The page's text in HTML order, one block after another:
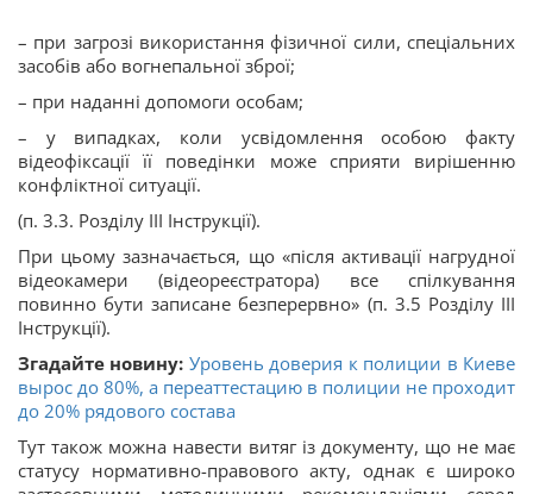
– при загрозі використання фізичної сили, спеціальних
засобів або вогнепальної зброї;
– при наданні допомоги особам;
– у випадках, коли усвідомлення особою факту
відеофіксації її поведінки може сприяти вирішенню
конфліктної ситуації.
(п. 3.3. Розділу ІІІ Інструкції).
При цьому зазначається, що «після активації нагрудної
відеокамери (відеореєстратора) все спілкування
повинно бути записане безперервно» (п. 3.5 Розділу ІІІ
Інструкції).
Згадайте новину: Уровень доверия к полиции в Киеве
вырос до 80%, а переаттестацию в полиции не проходит
до 20% рядового состава
Тут також можна навести витяг із документу, що не має
статусу нормативно-правового акту, однак є широко